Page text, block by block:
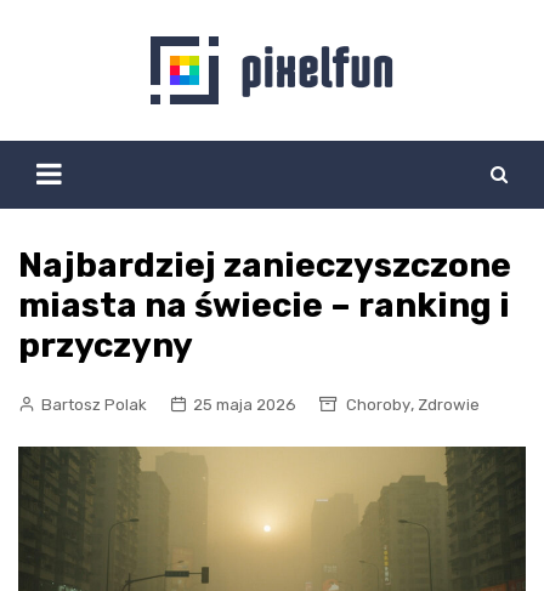
Najbardziej zanieczyszczone
miasta na świecie – ranking i
przyczyny
Bartosz Polak 25 maja 2026 Choroby, Zdrowie